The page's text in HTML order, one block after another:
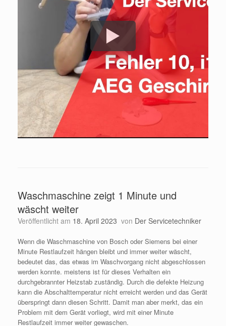
Waschmaschine zeigt 1 Minute und
wäscht weiter
Veröffentlicht am 18. April 2023 von Der Servicetechniker
Wenn die Waschmaschine von Bosch oder Siemens bei einer
Minute Restlaufzeit hängen bleibt und immer weiter wäscht,
bedeutet das, das etwas im Waschvorgang nicht abgeschlossen
werden konnte. meistens ist für dieses Verhalten ein
durchgebrannter Heizstab zuständig. Durch die defekte Heizung
kann die Abschalttemperatur nicht erreicht werden und das Gerät
überspringt dann diesen Schritt. Damit man aber merkt, das ein
Problem mit dem Gerät vorliegt, wird mit einer Minute
Restlaufzeit immer weiter gewaschen.